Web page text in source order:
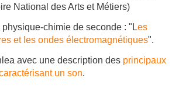
National des Arts et Métiers)
physique-chimie de seconde : "Les
et les ondes électromagnétiques".
avec une description des principaux
un son.